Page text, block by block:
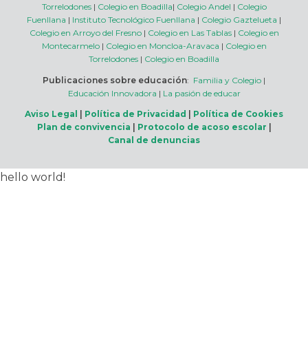
Torrelodones| Colegio en Boadilla| Colegio Andel | Colegio
Fuenllana | Instituto Tecnológico Fuenllana | Colegio Gaztelueta |
Colegio en Arroyo del Fresno| Colegio en Las Tablas| Colegio en
Montecarmelo| Colegio en Moncloa-Aravaca | Colegio en
Torrelodones | Colegio en Boadilla
Publicaciones sobre educación: Familia y Colegio |
Educación Innovadora | La pasión de educar
Aviso Legal
Política de Privacidad
Política de Cookies
Plan de convivencia
Protocolo de acoso escolar
Canal de denuncias
hello world!